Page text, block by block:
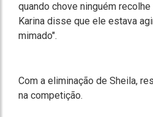
quando chove ninguém
Karina disse que ele estava
mimado".
Com a eliminação de Sheila,
na competição.